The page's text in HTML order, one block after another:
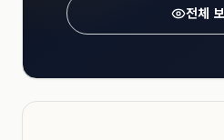
전체